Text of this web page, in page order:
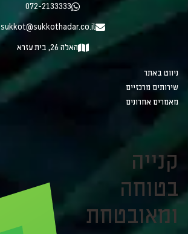
072-2133333
sukkot@sukkothadar.co.il
האלה 26, בית עזרא
ניווט באתר
שירותים מרכזיים
מאמרים אחרונים
קנייה
בטוחה
ומאובטחת